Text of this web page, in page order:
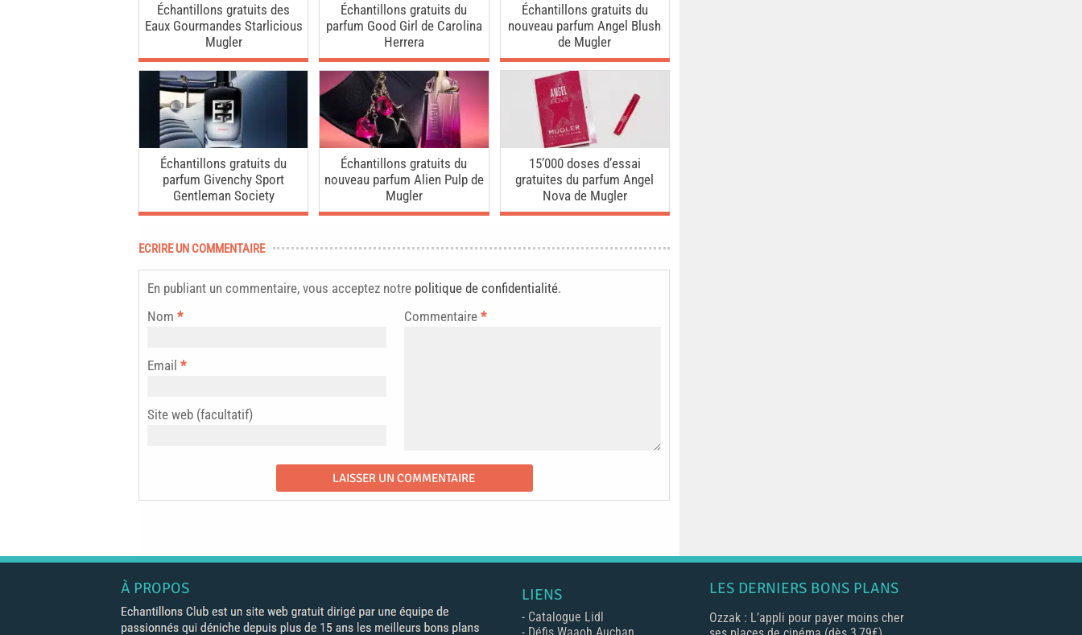
Échantillons gratuits des
Eaux Gourmandes Starlicious
Mugler
Échantillons gratuits du
parfum Good Girl de Carolina
Herrera
Échantillons gratuits du
nouveau parfum Angel Blush
de Mugler
Échantillons gratuits du
parfum Givenchy Sport
Gentleman Society
Échantillons gratuits du
nouveau parfum Alien Pulp de
Mugler
15’000 doses d’essai
gratuites du parfum Angel
Nova de Mugler
ECRIRE UN COMMENTAIRE
En publiant un commentaire, vous acceptez notre politique de confidentialité.
Commentaire *
Nom *
Email *
Site web (facultatif)
À PROPOS LIENS
- Catalogue Lidl
LES DERNIERS BONS PLANS
Ozzak : L’appli pour payer moins cher